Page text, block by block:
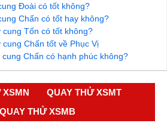
Đoài có tốt không?
Chấn có tốt hay không?
Tốn có tốt không?
Chấn tốt về Phục Vị
Chấn có hạnh phúc không?
XSMN
QUAY THỬ XSMT
QUAY THỬ XSMB